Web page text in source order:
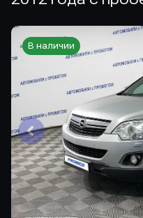
В наличии